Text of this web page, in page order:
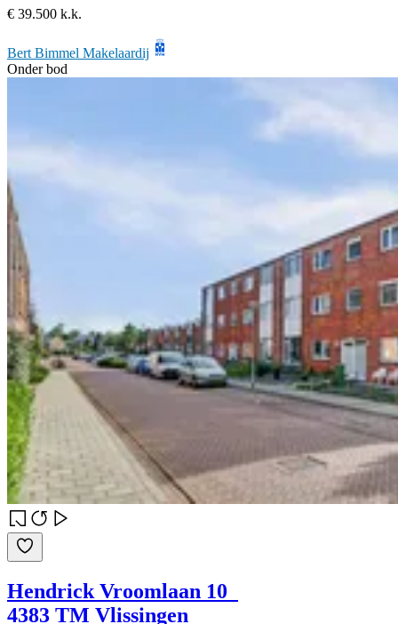
€ 39.500 k.k.
Bert Bimmel Makelaardij
Onder bod
Hendrick Vroomlaan 10
4383 TM Vlissingen